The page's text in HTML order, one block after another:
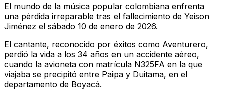
El mundo de la música popular colombiana enfrenta
una pérdida irreparable tras el fallecimiento de Yeison
Jiménez el sábado 10 de enero de 2026.
El cantante, reconocido por éxitos como Aventurero,
perdió la vida a los 34 años en un accidente aéreo,
cuando la avioneta con matrícula N325FA en la que
viajaba se precipitó entre Paipa y Duitama, en el
departamento de Boyacá.